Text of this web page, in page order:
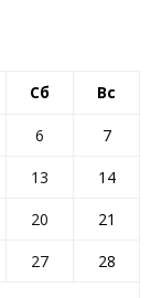
Сб Вс
6
7
13
14
20
21
27
28